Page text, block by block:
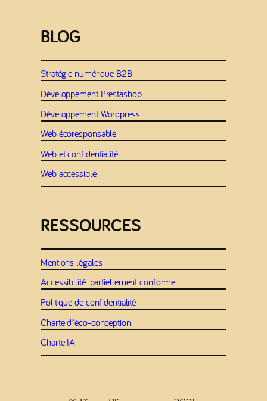
BLOG
Stratégie numérique B2B
Développement Prestashop
Développement Wordpress
Web écoresponsable
Web et confidentialité
Web accessible
RESSOURCES
Mentions légales
Accessibilité: partiellement conforme
Politique de confidentialité
Charte d’éco-conception
Charte IA